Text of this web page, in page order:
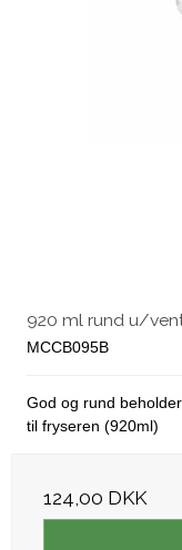
920 ml rund u/
MCCB095B
God og rund
til fryseren (920ml)
124,00 DKK